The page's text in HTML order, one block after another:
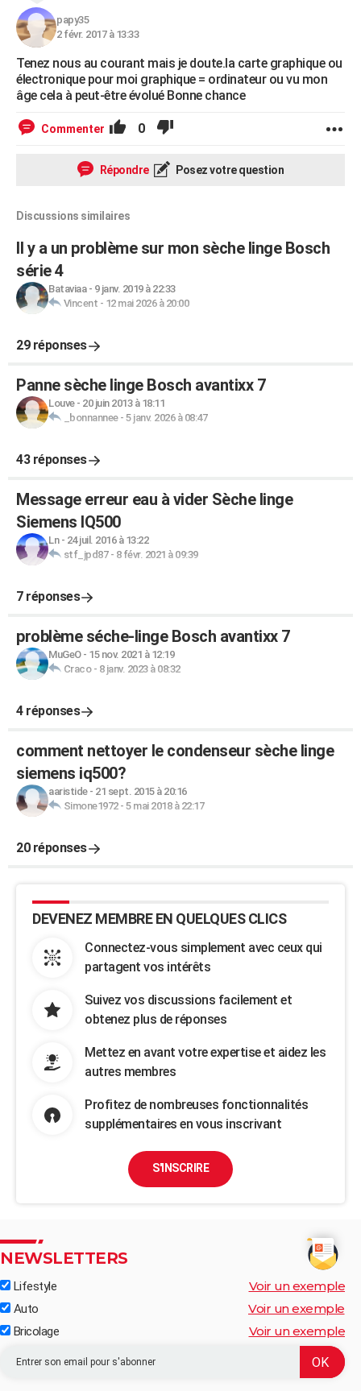
papy35
2 févr. 2017 à 13:33
Tenez nous au courant mais je doute.la carte graphique ou
électronique pour moi graphique = ordinateur ou vu mon
âge cela à peut-être évolué Bonne chance
Commenter 0
Répondre Posez votre question
Discussions similaires
Il y a un problème sur mon sèche linge Bosch
série 4
Bataviaa- 9 janv. 2019 à 22:33
Vincent - 12 mai 2026 à 20:00
29 réponses
Panne sèche linge Bosch avantixx 7
Louve- 20 juin 2013 à 18:11
_bonnannee- 5 janv. 2026 à 08:47
43 réponses
Message erreur eau à vider Sèche linge
Siemens IQ500
Ln- 24 juil. 2016 à 13:22
stf_jpd87- 8 févr. 2021 à 09:39
7 réponses
problème séche-linge Bosch avantixx 7
MuGeO- 15 nov. 2021 à 12:19
Craco- 8 janv. 2023 à 08:32
4 réponses
comment nettoyer le condenseur sèche linge
siemens iq500?
aaristide- 21 sept. 2015 à 20:16
Simone1972- 5 mai 2018 à 22:17
20 réponses
DEVENEZ MEMBRE EN QUELQUES CLICS
Connectez-vous simplement avec ceux qui
partagent vos intérêts
Suivez vos discussions facilement et
obtenez plus de réponses
Mettez en avant votre expertise et aidez les
autres membres
Profitez de nombreuses fonctionnalités
supplémentaires en vous inscrivant
S'INSCRIRE
NEWSLETTERS
Lifestyle Voir un exemple
Auto Voir un exemple
Bricolage Voir un exemple